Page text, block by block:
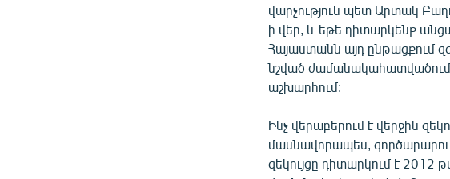
վարչություն պետ Արտակ
ի վեր, և եթե դիտարկենք
Հայաստանն այդ ընթացքում
նշված ժամանակահատվածում
աշխարհում:
Ինչ վերաբերում է վերջին
մասնավորապես,
զեկույցը դիտարկում է 2012